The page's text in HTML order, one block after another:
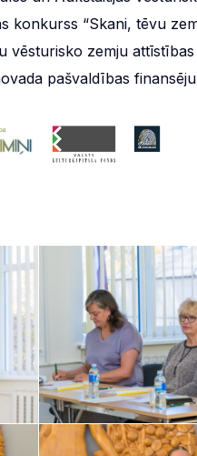
konkurss “Skani, tēvu
vēsturisko zemju
pašvaldības